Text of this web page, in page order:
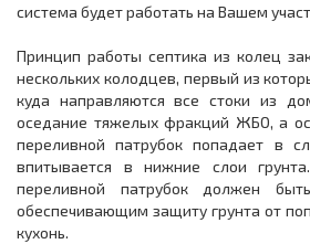
система будет работать на Вашем
Принцип работы септика из колец
нескольких колодцев, первый из
куда направляются все стоки из
оседание тяжелых фракций ЖБО, а
переливной патрубок попадает в
впитывается в нижние слои
переливной патрубок должен
обеспечивающим защиту грунта от
кухонь.